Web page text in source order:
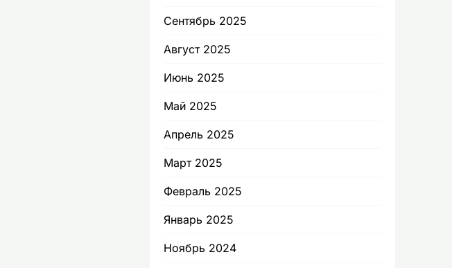
Сентябрь 2025
Август 2025
Июнь 2025
Май 2025
Апрель 2025
Март 2025
Февраль 2025
Январь 2025
Ноябрь 2024